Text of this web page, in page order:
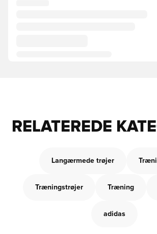
RELATEREDE
Langærmede trøjer
Træningstrøjer Træning
adidas